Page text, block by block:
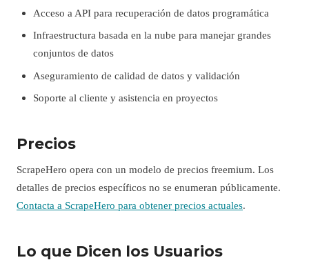
Acceso a API para recuperación de datos programática
Infraestructura basada en la nube para manejar grandes
conjuntos de datos
Aseguramiento de calidad de datos y validación
Soporte al cliente y asistencia en proyectos
Precios
ScrapeHero opera con un modelo de precios freemium. Los
detalles de precios específicos no se enumeran públicamente.
Contacta a ScrapeHero para obtener precios actuales.
Lo que Dicen los Usuarios